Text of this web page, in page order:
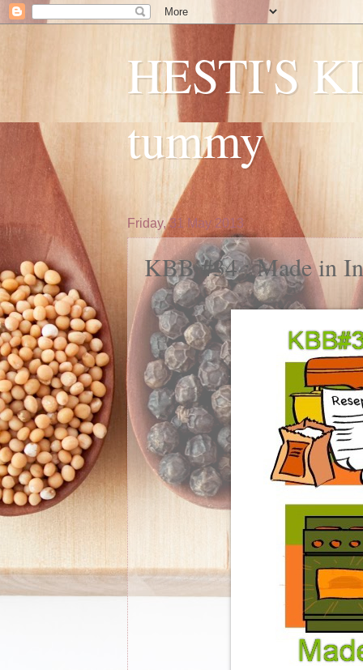
HESTI'S
tummy
Friday, 31 May 2013
KBB #34 : Made in